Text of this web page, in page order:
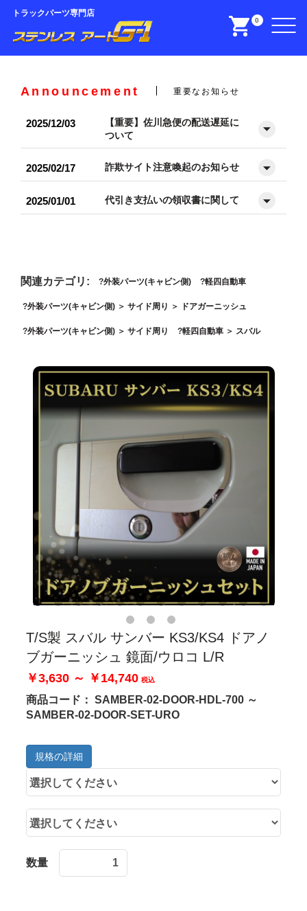
トラックパーツ専門店
0
Announcement 重要なお知らせ
2025/12/03
【重要】佐川急便の配送遅延に
ついて
2025/02/17 詐欺サイト注意喚起のお知らせ
2025/01/01 代引き支払いの領収書に関して
関連カテゴリ: 外装パーツ(キャビン側) 軽四自動車
外装パーツ(キャビン側) ＞ サイド周り ＞ ドアガーニッシュ
外装パーツ(キャビン側) ＞ サイド周り 軽四自動車 ＞ スバル
T/S製 スバル サンバー KS3/KS4 ドアノ
ブガーニッシュ 鏡面/ウロコ L/R
￥3,630 ～ ￥14,740 税込
商品コード： SAMBER-02-DOOR-HDL-700 ～
SAMBER-02-DOOR-SET-URO
規格の詳細
数量